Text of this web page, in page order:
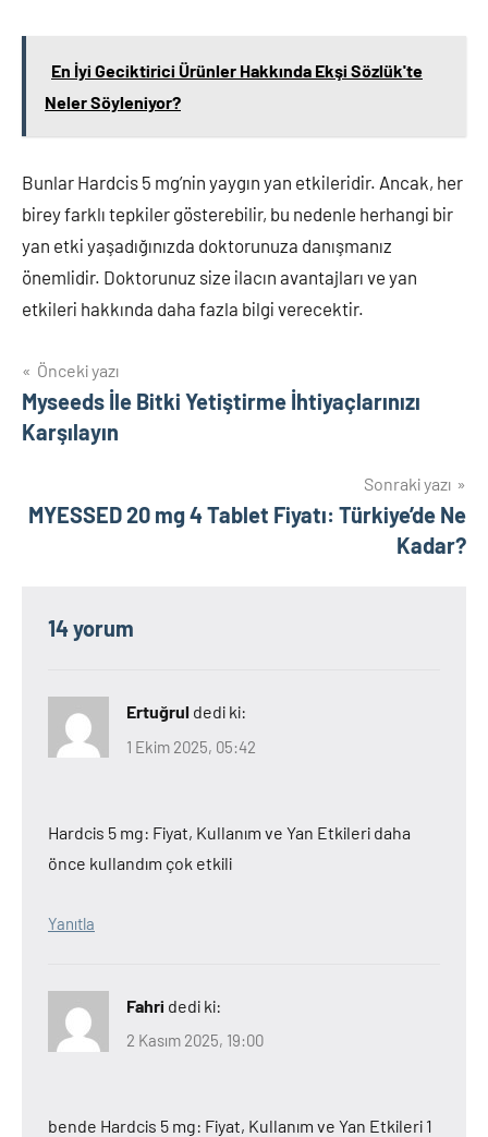
En İyi Geciktirici Ürünler Hakkında Ekşi Sözlük'te
Neler Söyleniyor?
Bunlar Hardcis 5 mg’nin yaygın yan etkileridir. Ancak, her
birey farklı tepkiler gösterebilir, bu nedenle herhangi bir
yan etki yaşadığınızda doktorunuza danışmanız
önemlidir. Doktorunuz size ilacın avantajları ve yan
etkileri hakkında daha fazla bilgi verecektir.
Yazı
gezinmesi
Önceki yazı
Myseeds İle Bitki Yetiştirme İhtiyaçlarınızı
Karşılayın
Sonraki yazı
MYESSED 20 mg 4 Tablet Fiyatı: Türkiye’de Ne
Kadar?
14 yorum
Ertuğrul dedi ki:
1 Ekim 2025, 05:42
Hardcis 5 mg: Fiyat, Kullanım ve Yan Etkileri daha
önce kullandım çok etkili
Yanıtla
Fahri dedi ki:
2 Kasım 2025, 19:00
bende Hardcis 5 mg: Fiyat, Kullanım ve Yan Etkileri 1